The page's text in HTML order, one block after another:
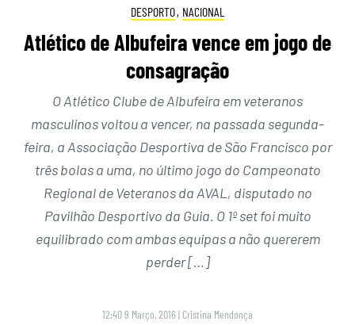
DESPORTO, NACIONAL
Atlético de Albufeira vence em jogo de
consagração
O Atlético Clube de Albufeira em veteranos
masculinos voltou a vencer, na passada segunda-
feira, a Associação Desportiva de São Francisco por
três bolas a uma, no último jogo do Campeonato
Regional de Veteranos da AVAL, disputado no
Pavilhão Desportivo da Guia. O 1º set foi muito
equilibrado com ambas equipas a não quererem
perder […]
12:40 9 Março, 2016 | Cristina Mendonça